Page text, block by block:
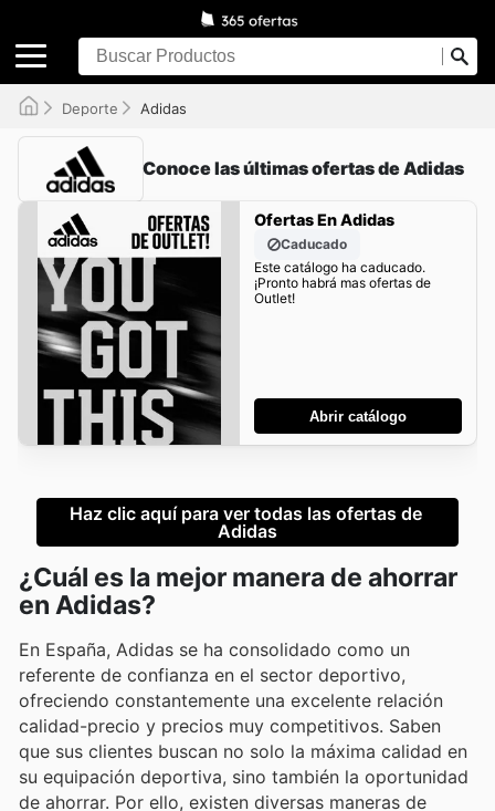
Deporte Adidas
Conoce las últimas ofertas de Adidas
Ofertas En Adidas
Caducado
Este catálogo ha caducado.
¡Pronto habrá mas ofertas de
Outlet!
Abrir catálogo
Haz clic aquí para ver todas las ofertas de
Adidas
¿Cuál es la mejor manera de ahorrar
en Adidas?
En España, Adidas se ha consolidado como un
referente de confianza en el sector deportivo,
ofreciendo constantemente una excelente relación
calidad-precio y precios muy competitivos. Saben
que sus clientes buscan no solo la máxima calidad en
su equipación deportiva, sino también la oportunidad
de ahorrar. Por ello, existen diversas maneras de